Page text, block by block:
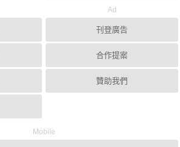
Ad
刊登廣告
合作提案
贊助我們
Mobile